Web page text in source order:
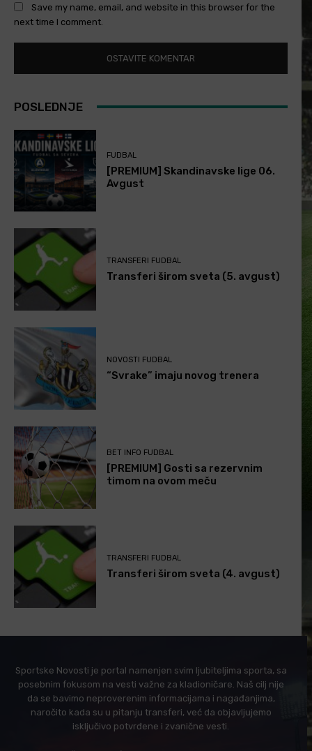
Save my name, email, and website in this browser for the
next time I comment.
POSLEDNJE
FUDBAL
[PREMIUM] Skandinavske lige 06.
Avgust
TRANSFERI FUDBAL
Transferi širom sveta (5. avgust)
NOVOSTI FUDBAL
“Svrake” imaju novog trenera
BET INFO FUDBAL
[PREMIUM] Gosti sa rezervnim
timom na ovom meču
TRANSFERI FUDBAL
Transferi širom sveta (4. avgust)
Sportske Novosti je portal namenjen svim ljubiteljima sporta, sa
posebnim fokusom na vesti važne za kladioničare. Naš cilj nije
da se bavimo neproverenim informacijama i nagađanjima,
naročito kada su u pitanju transferi, već da objavljujemo
isključivo potvrđene i zvanične vesti.